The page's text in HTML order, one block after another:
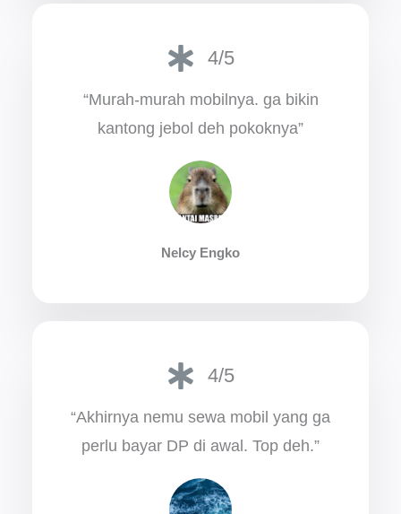
4/5
“Murah-murah mobilnya. ga bikin
kantong jebol deh pokoknya”
Nelcy Engko
4/5
“Akhirnya nemu sewa mobil yang ga
perlu bayar DP di awal. Top deh.”